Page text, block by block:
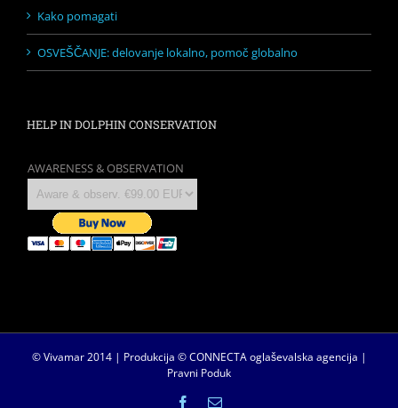
Kako pomagati
OSVEŠČANJE: delovanje lokalno, pomoč globalno
HELP IN DOLPHIN CONSERVATION
AWARENESS & OBSERVATION
© Vivamar 2014 | Produkcija © CONNECTAoglaševalska agencija |
Pravni Poduk
Facebook
Email